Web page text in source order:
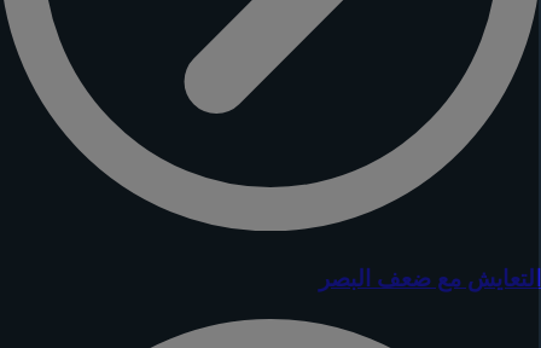
مع ضعف البصر